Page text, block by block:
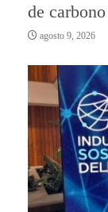
de carbono
agosto 9, 2026